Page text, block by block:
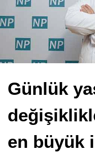
Günlük
en büyük